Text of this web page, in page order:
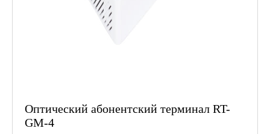
Оптический абонентский терминал RT-
GM-4